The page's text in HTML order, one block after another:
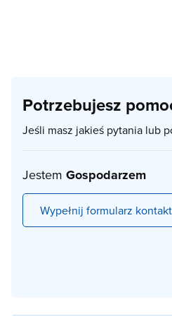
Potrzebujesz
Jeśli masz jakieś pytania lub
Jestem Gospodarzem
Wypełnij formularz